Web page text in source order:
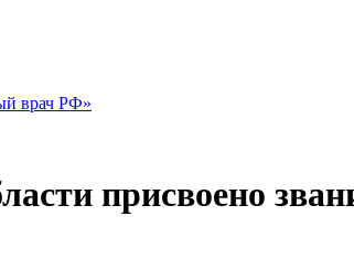
врач РФ»
присвоено